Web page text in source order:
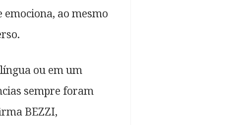
ao mesmo
ou em um
sempre foram
BEZZI,